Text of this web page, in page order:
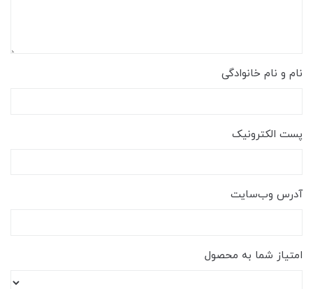
نام و نام خانوادگی
پست الکترونیک
آدرس وب‌سایت
امتیاز شما به محصول